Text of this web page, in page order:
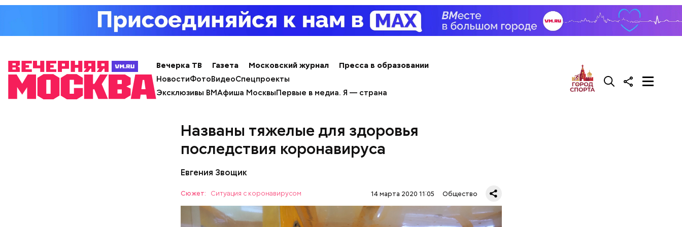
Вечерка ТВ Газета Московский журнал
Пресса в образовании
НовостиФотоВидеоСпецпроекты
Эксклюзивы ВМАфиша МосквыПервые в медиа. Я — страна
Названы тяжелые для здоровья
последствия коронавируса
Евгения Звощик
Сюжет: Ситуация с коронавирусом 14 марта 2020 11:05 Общество
купцов и детей. Ему молились и земледельцы — о хорошей погоде, о
добром урожае. Была поговорка: «Кто Николая любит, кто Николаю
служит, тому святой Николай во всякий час помогает».
Кабачки в овощном соусе